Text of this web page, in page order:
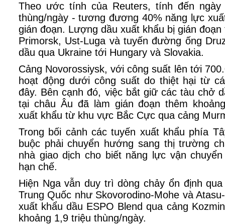
Theo ước tính của Reuters, tính đến ngày
thùng/ngày - tương đương 40% năng lực
gián đoạn. Lượng dầu xuất khẩu bị gián
Primorsk, Ust-Luga và tuyến đường ống
dầu qua Ukraine tới Hungary và Slovakia.
Cảng Novorossiysk, với công suất lên tới
hoạt động dưới công suất do thiệt hại từ
đây. Bên cạnh đó, việc bắt giữ các tàu chở
tại châu Âu đã làm gián đoạn thêm
xuất khẩu từ khu vực Bắc Cực qua cảng
Trong bối cảnh các tuyến xuất khẩu phía
buộc phải chuyển hướng sang thị trường
nhà giao dịch cho biết năng lực vận
hạn chế.
Hiện Nga vẫn duy trì dòng chảy ổn định
Trung Quốc như Skovorodino-Mohe và
xuất khẩu dầu ESPO Blend qua cảng
khoảng 1,9 triệu thùng/ngày.